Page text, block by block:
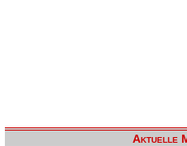
Aktuelle